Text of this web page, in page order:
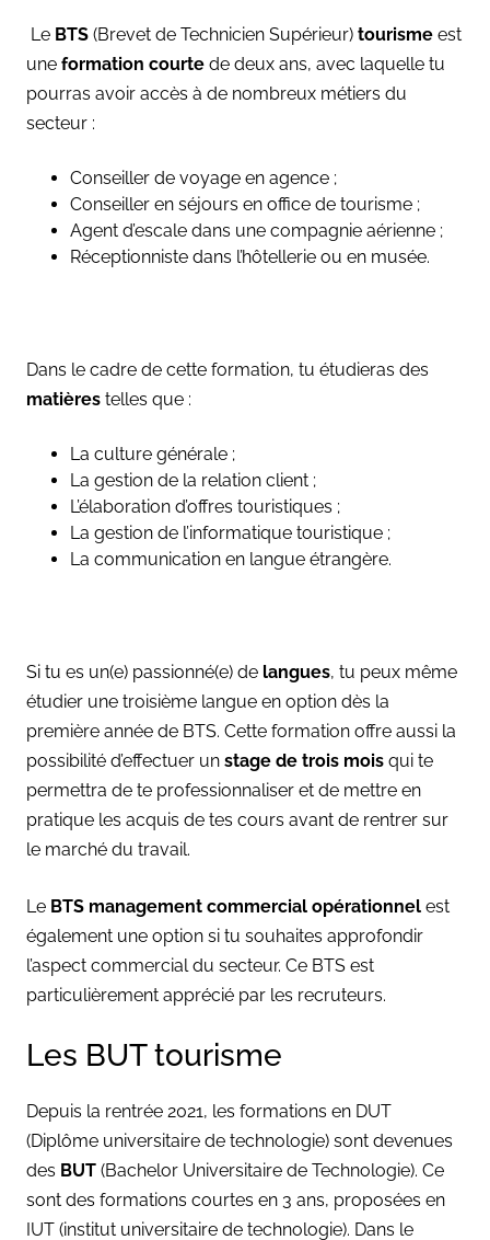
Le BTS (Brevet de Technicien Supérieur) tourisme est
une formation courte de deux ans, avec laquelle tu
pourras avoir accès à de nombreux métiers du
secteur :
Conseiller de voyage en agence ;
Conseiller en séjours en office de tourisme ;
Agent d’escale dans une compagnie aérienne ;
Réceptionniste dans l’hôtellerie ou en musée.
Dans le cadre de cette formation, tu étudieras des
matières telles que :
La culture générale ;
La gestion de la relation client ;
L’élaboration d’offres touristiques ;
La gestion de l’informatique touristique ;
La communication en langue étrangère.
Si tu es un(e) passionné(e) de langues, tu peux même
étudier une troisième langue en option dès la
première année de BTS. Cette formation offre aussi la
possibilité d’effectuer un stage de trois mois qui te
permettra de te professionnaliser et de mettre en
pratique les acquis de tes cours avant de rentrer sur
le marché du travail.
Le BTS management commercial opérationnel est
également une option si tu souhaites approfondir
l’aspect commercial du secteur. Ce BTS est
particulièrement apprécié par les recruteurs.
Les BUT tourisme
Depuis la rentrée 2021, les formations en DUT
(Diplôme universitaire de technologie) sont devenues
des BUT (Bachelor Universitaire de Technologie). Ce
sont des formations courtes en 3 ans, proposées en
IUT (institut universitaire de technologie). Dans le